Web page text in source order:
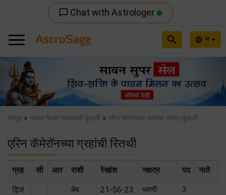
chat_bubble_outline Chat with Astrologer
language म
search
Previous
स्वगृह » नायक किव्हा नायकांची कुंडली » एरिन कॅमेरॉनचा जन्माचा तक्ता/कुंडली
एरिन कॅमेरॉनच्या ग्रहांची स्तिथी
ग्रह सी आर राशी रेखांश नक्षत्र पद नाते
द्विज मेष 21-56-23 भरणी 3